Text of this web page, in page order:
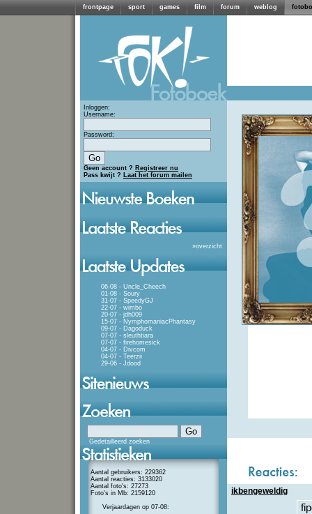
frontpage sport games film forum weblog
Inloggen:
Username:
Password:
Geen account ? Registreer nu
Pass kwijt ? Laat het forum mailen
»overzicht
06-08 - Uncle_Cheech
01-08 - Soury
31-07 - SpeedyGJ
22-07 - wimbo
20-07 - jdh009
15-07 - NymphomaniacPhantasy
09-07 - Dagoduck
07-07 - sleuthtiara
07-07 - firehomesick
04-07 - Divcom
04-07 - Teerzii
29-06 - Jdood
Gedetailleerd zoeken
Aantal gebruikers: 229362
Aantal reacties: 3133020
Aantal foto's: 27273
Foto's in Mb: 2159120
Verjaardagen op 07-08:
ikbengeweldig